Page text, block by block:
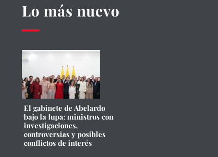
Lo más nuevo
El gabinete de Abelardo
bajo la lupa: ministros con
investigaciones,
controversias y posibles
conflictos de interés